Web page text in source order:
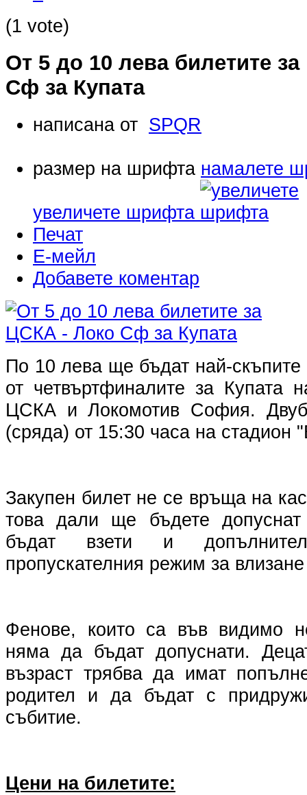
(1 vote)
От 5 до 10 лева билетите
Сф за Купата
написана от SPQR
размер на шрифта намалете
увеличете шрифта
Печат
Е-мейл
Добавете коментар
По 10 лева ще бъдат най-
от четвъртфиналите за Купата
ЦСКА и Локомотив София.
(сряда) от 15:30 часа на стадион
Закупен билет не се връща на
това дали ще бъдете
бъдат взети и
пропускателния режим за
Фенове, които са във видимо
няма да бъдат допуснати.
възраст трябва да имат
родител и да бъдат с
събитие.
Цени на билетите: